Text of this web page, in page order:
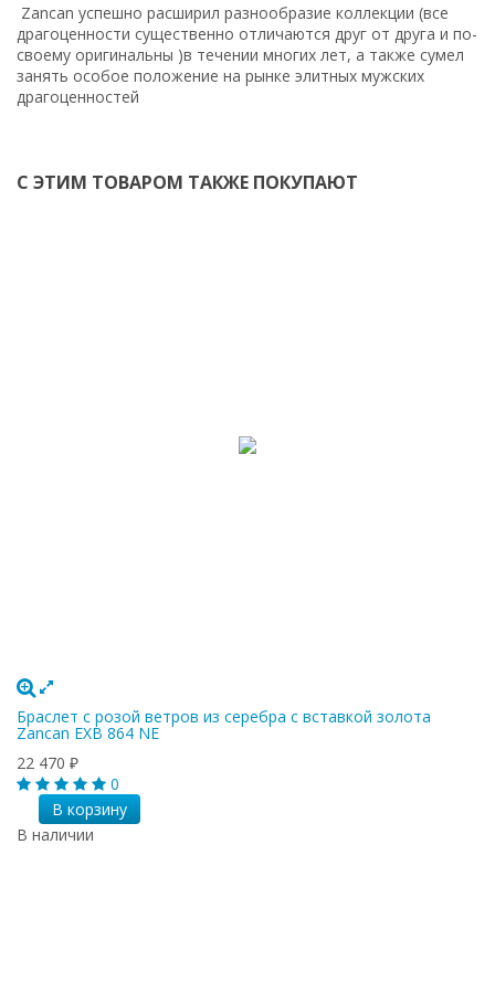
Zancan успешно расширил разнообразие коллекции (все
драгоценности существенно отличаются друг от друга и по-
своему оригинальны )в течении многих лет, а также сумел
занять особое положение на рынке элитных мужских
драгоценностей
С ЭТИМ ТОВАРОМ ТАКЖЕ ПОКУПАЮТ
Браслет с розой ветров из серебра с вставкой золота
Zancan EXB 864 NE
22 470 ₽
0
В корзину
В наличии